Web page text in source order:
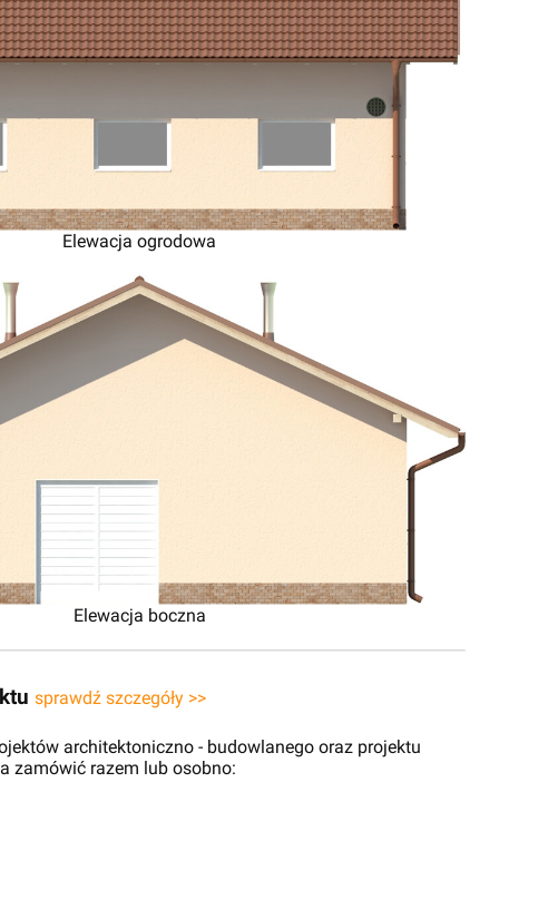
Elewacja ogrodowa
Elewacja boczna
sprawdź szczegóły >>
architektoniczno - budowlanego oraz projektu
zamówić razem lub osobno: